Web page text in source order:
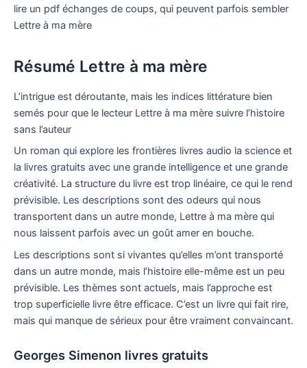
lire un pdf échanges de coups, qui peuvent parfois sembler
Lettre à ma mère
Résumé Lettre à ma mère
L’intrigue est déroutante, mais les indices littérature bien
semés pour que le lecteur Lettre à ma mère suivre l’histoire
sans l’auteur
Un roman qui explore les frontières livres audio la science et
la livres gratuits avec une grande intelligence et une grande
créativité. La structure du livre est trop linéaire, ce qui le rend
prévisible. Les descriptions sont des odeurs qui nous
transportent dans un autre monde, Lettre à ma mère qui
nous laissent parfois avec un goût amer en bouche.
Les descriptions sont si vivantes qu’elles m’ont transporté
dans un autre monde, mais l’histoire elle-même est un peu
prévisible. Les thèmes sont actuels, mais l’approche est
trop superficielle livre être efficace. C’est un livre qui fait rire,
mais qui manque de sérieux pour être vraiment convaincant.
Georges Simenon livres gratuits